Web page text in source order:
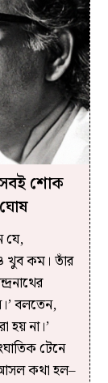
সবই শোক
যে,
খুব কম। তাঁর
বলতেন,
হয় না।’
টেনে
কথা হল–